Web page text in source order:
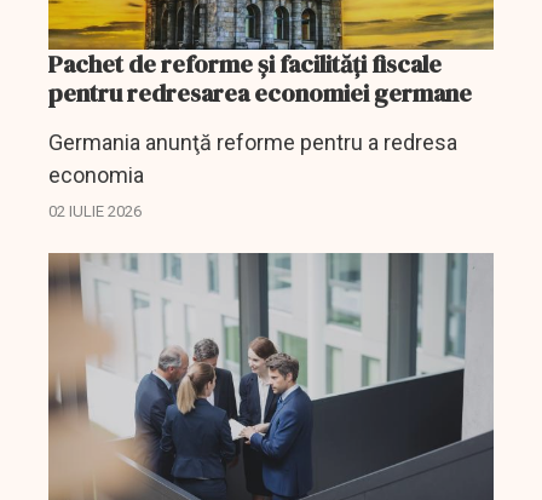
Pachet de reforme şi facilităţi fiscale
pentru redresarea economiei germane
Germania anunţă reforme pentru a redresa
economia
02 IULIE 2026